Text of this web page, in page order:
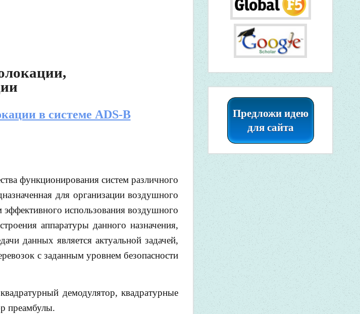
в системе ADS-B
функционирования систем различного
для организации воздушного
использования воздушного
аппаратуры данного назначения,
данных является актуальной задачей,
с заданным уровнем безопасности
демодулятор, квадратурные
преамбулы.
Предложи идею
для сайта